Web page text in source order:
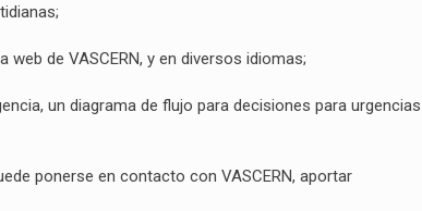
de VASCERN, y en diversos idiomas;
un diagrama de flujo para decisiones para urgencias
ponerse en contacto con VASCERN, aportar